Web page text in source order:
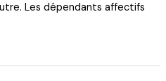
Les dépendants affectifs